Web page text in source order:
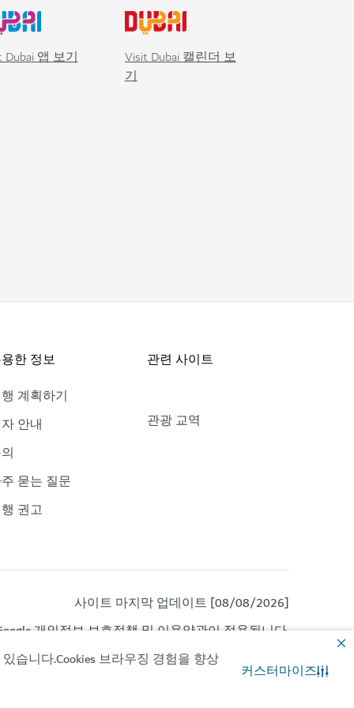
습니다.Cookies 브라우징 경험을 향상
커스터마이즈
Dubai 앱 보기
Visit Dubai 캘린더 보
기
한 정보
계획하기
안내
묻는 질문
권고
관련 사이트
관광 교역
사이트 마지막 업데이트 [08/08/2026]
개인정보 보호정책 및 이용약관이 적용됩니다.